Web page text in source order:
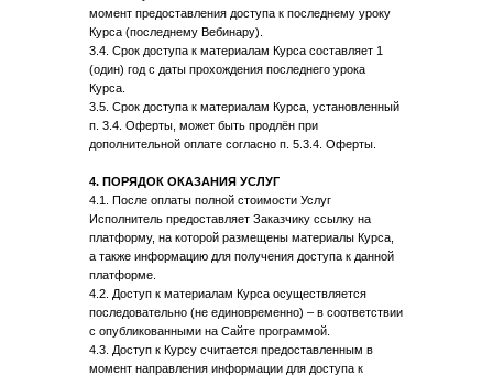
момент предоставления доступа к последнему уроку
Курса (последнему Вебинару).
3.4. Срок доступа к материалам Курса составляет 1
(один) год с даты прохождения последнего урока
Курса.
3.5. Срок доступа к материалам Курса, установленный
п. 3.4. Оферты, может быть продлён при
дополнительной оплате согласно п. 5.3.4. Оферты.
4. ПОРЯДОК ОКАЗАНИЯ УСЛУГ
4.1. После оплаты полной стоимости Услуг
Исполнитель предоставляет Заказчику ссылку на
платформу, на которой размещены материалы Курса,
а также информацию для получения доступа к данной
платформе.
4.2. Доступ к материалам Курса осуществляется
последовательно (не единовременно) – в соответствии
с опубликованными на Сайте программой.
4.3. Доступ к Курсу считается предоставленным в
момент направления информации для доступа к